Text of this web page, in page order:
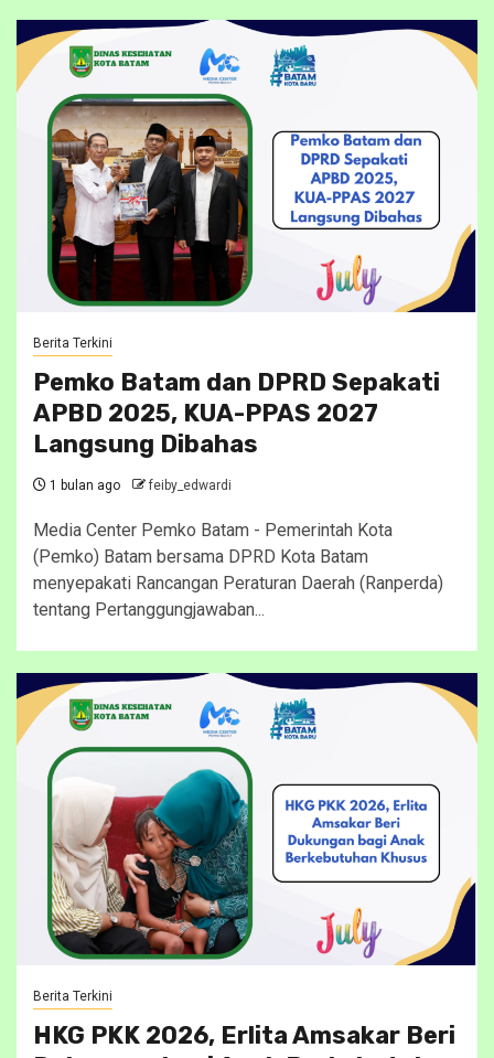
Berita Terkini
Pemko Batam dan DPRD Sepakati
APBD 2025, KUA-PPAS 2027
Langsung Dibahas
1 bulan ago feiby_edwardi
Media Center Pemko Batam - Pemerintah Kota
(Pemko) Batam bersama DPRD Kota Batam
menyepakati Rancangan Peraturan Daerah (Ranperda)
tentang Pertanggungjawaban...
Berita Terkini
HKG PKK 2026, Erlita Amsakar Beri